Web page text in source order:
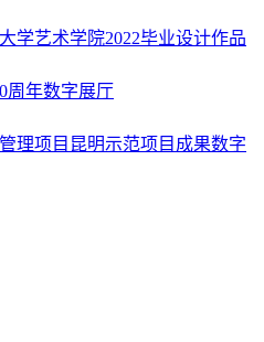
学艺术学院2022毕业设计作品
周年数字展厅
理项目昆明示范项目成果数字